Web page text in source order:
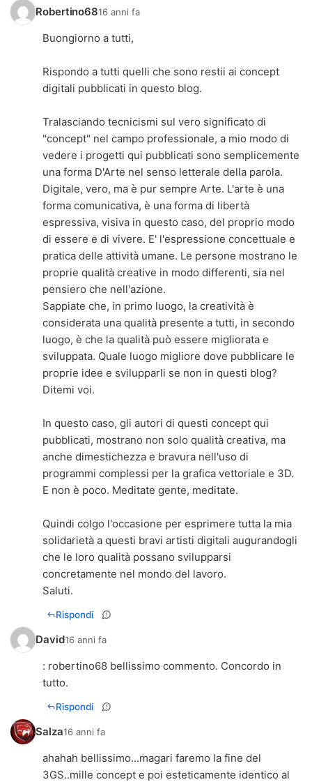
Robertino6816 anni fa
Buongiorno a tutti,
Rispondo a tutti quelli che sono restii ai concept
digitali pubblicati in questo blog.
Tralasciando tecnicismi sul vero significato di
"concept" nel campo professionale, a mio modo di
vedere i progetti qui pubblicati sono semplicemente
una forma D'Arte nel senso letterale della parola.
Digitale, vero, ma è pur sempre Arte. L'arte è una
forma comunicativa, è una forma di libertà
espressiva, visiva in questo caso, del proprio modo
di essere e di vivere. E' l'espressione concettuale e
pratica delle attività umane. Le persone mostrano le
proprie qualità creative in modo differenti, sia nel
pensiero che nell'azione.
Sappiate che, in primo luogo, la creatività è
considerata una qualità presente a tutti, in secondo
luogo, è che la qualità può essere migliorata e
sviluppata. Quale luogo migliore dove pubblicare le
proprie idee e svilupparli se non in questi blog?
Ditemi voi.
In questo caso, gli autori di questi concept qui
pubblicati, mostrano non solo qualità creativa, ma
anche dimestichezza e bravura nell'uso di
programmi complessi per la grafica vettoriale e 3D.
E non è poco. Meditate gente, meditate.
Quindi colgo l'occasione per esprimere tutta la mia
solidarietà a questi bravi artisti digitali augurandogli
che le loro qualità possano svilupparsi
concretamente nel mondo del lavoro.
Saluti.
Rispondi
David16 anni fa
: robertino68 bellissimo commento. Concordo in
tutto.
Rispondi
Salza16 anni fa
ahahah bellissimo...magari faremo la fine del
3GS..mille concept e poi esteticamente identico al